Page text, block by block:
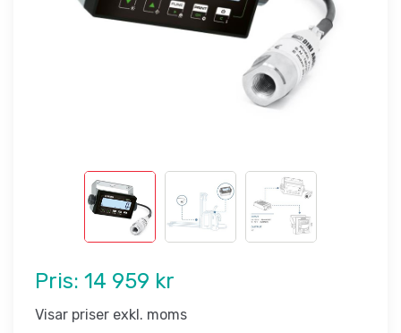
Pris: 14 959 kr
Visar priser exkl. moms